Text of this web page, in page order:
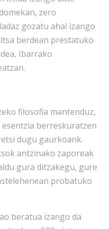
zero
gozatu ahal izango
berdean prestatuko
Ibarrako
filosofia mantenduz,
berreskuratzen
dugu gaurkoank.
antzinako zaporeak
gura ditzakegu, gure
probatuko
beratua izango da